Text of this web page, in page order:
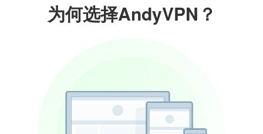
为何选择AndyVPN？